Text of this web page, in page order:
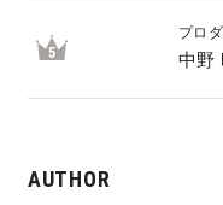
近日分譲予定情報
5
プロ
中野
AUTHOR